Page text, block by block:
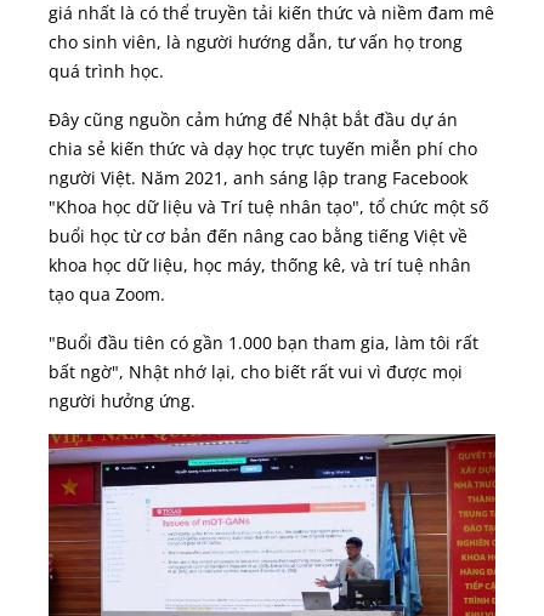
giá nhất là có thể truyền tải kiến thức và niềm đam mê
cho sinh viên, là người hướng dẫn, tư vấn họ trong
quá trình học.
Đây cũng nguồn cảm hứng để Nhật bắt đầu dự án
chia sẻ kiến thức và dạy học trực tuyến miễn phí cho
người Việt. Năm 2021, anh sáng lập trang Facebook
"Khoa học dữ liệu và Trí tuệ nhân tạo", tổ chức một số
buổi học từ cơ bản đến nâng cao bằng tiếng Việt về
khoa học dữ liệu, học máy, thống kê, và trí tuệ nhân
tạo qua Zoom.
"Buổi đầu tiên có gần 1.000 bạn tham gia, làm tôi rất
bất ngờ", Nhật nhớ lại, cho biết rất vui vì được mọi
người hưởng ứng.